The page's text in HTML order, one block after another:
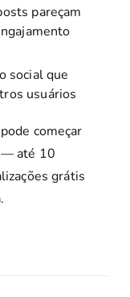
pareçam
social que
usuários
começar
— até 10
grátis